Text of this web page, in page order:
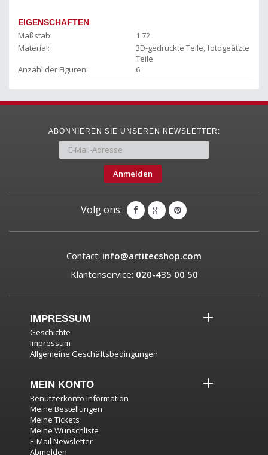
EIGENSCHAFTEN
Maßstab:
1:72
Material:
3D-gedruckte Teile, fotogeätzte
Teile
Anzahl der Figuren:
6
ABONNIEREN SIE UNSEREN NEWSLETTER:
Anmelden
Volg ons:
Contact: info@artitecshop.com
Klantenservice: 020-435 00 50
IMPRESSUM
Geschichte
Impressum
Allgemeine Geschäftsbedingungen
MEIN KONTO
Benutzerkonto Information
Meine Bestellungen
Meine Tickets
Meine Wunschliste
E-Mail Newsletter
Abmelden